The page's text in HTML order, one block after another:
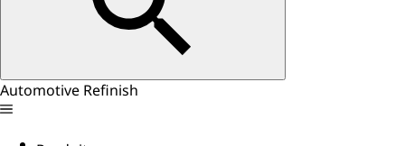
Automotive Refinish